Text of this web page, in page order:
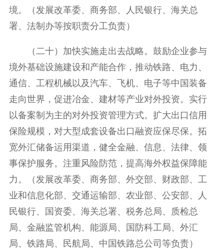
境。（发展改革委、商务部、人民银行、海关总
署、法制办等按职责分工负责）
（二十）加快实施走出去战略。鼓励企业参与
境外基础设施建设和产能合作，推动铁路、电力、
通信、工程机械以及汽车、飞机、电子等中国装备
走向世界，促进冶金、建材等产业对外投资。实行
以备案制为主的对外投资管理方式。扩大出口信用
保险规模，对大型成套设备出口融资应保尽保。拓
宽外汇储备运用渠道，健全金融、信息、法律、领
事保护服务。注重风险防范，提高海外权益保障能
力。（发展改革委、商务部、外交部、财政部、工
业和信息化部、交通运输部、农业部、公安部、人
民银行、国资委、海关总署、税务总局、质检总
局、金融监管机构、能源局、国防科工局、外汇
局、铁路局、民航局、中国铁路总公司等负责）